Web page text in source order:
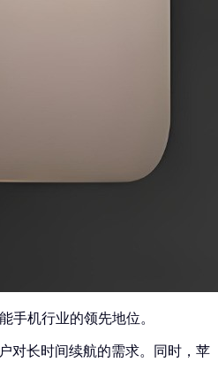
手机行业的领先地位。
对长时间续航的需求。同时，苹